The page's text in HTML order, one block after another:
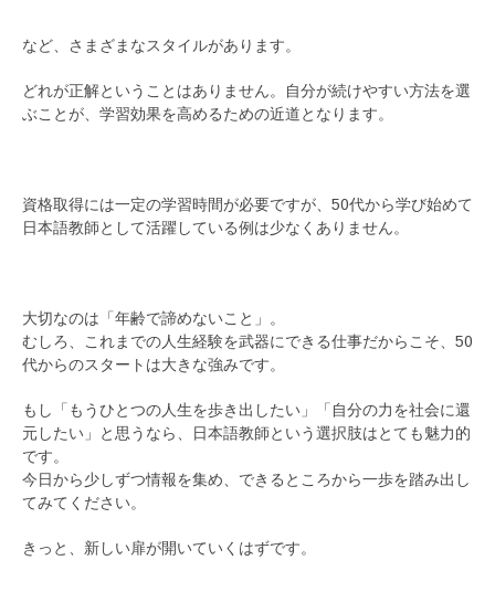
など、さまざまなスタイルがあります。
どれが正解ということはありません。自分が続けやすい方法を選
ぶことが、学習効果を高めるための近道となります。
資格取得には一定の学習時間が必要ですが、50代から学び始めて
日本語教師として活躍している例は少なくありません。
大切なのは「年齢で諦めないこと」。
むしろ、これまでの人生経験を武器にできる仕事だからこそ、50
代からのスタートは大きな強みです。
もし「もうひとつの人生を歩き出したい」「自分の力を社会に還
元したい」と思うなら、日本語教師という選択肢はとても魅力的
です。
今日から少しずつ情報を集め、できるところから一歩を踏み出し
てみてください。
きっと、新しい扉が開いていくはずです。